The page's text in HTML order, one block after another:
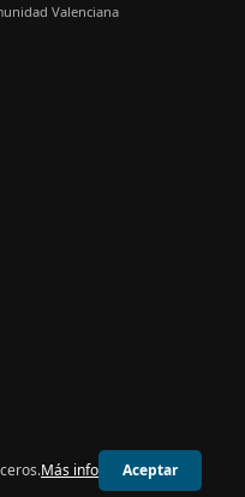
Valenciana
Rioja Más info Aceptar